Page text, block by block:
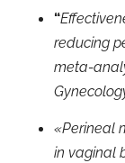
“
reducing
meta-
«Perineal
in vaginal